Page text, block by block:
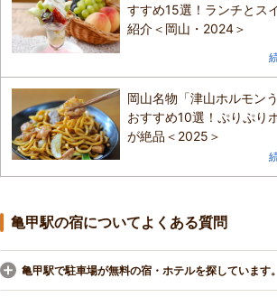
すすめ15選！ランチとス
紹介＜岡山・2024＞
岡山名物「津山ホルモンう
おすすめ10選！ぷりぷり
が絶品＜2025＞
亀甲駅の宿についてよくある質問
亀甲駅で駐車場が無料の宿・ホテルを探しています。